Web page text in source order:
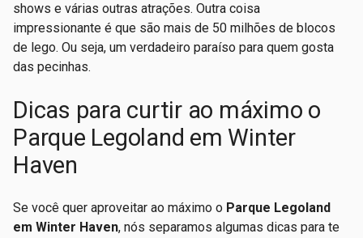
shows e várias outras atrações. Outra coisa
impressionante é que são mais de 50 milhões de blocos
de lego. Ou seja, um verdadeiro paraíso para quem gosta
das pecinhas.
Dicas para curtir ao máximo o
Parque Legoland em Winter
Haven
Se você quer aproveitar ao máximo o Parque Legoland
em Winter Haven, nós separamos algumas dicas para te